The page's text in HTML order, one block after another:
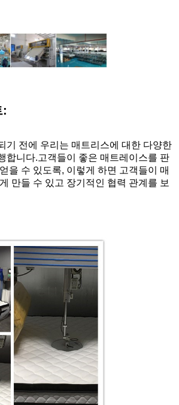
:
기 전에 우리는 매트리스에 대한 다양한
합니다.고객들이 좋은 매트레이스를 판
을 수 있도록, 이렇게 하면 고객들이 매
만들 수 있고 장기적인 협력 관계를 보